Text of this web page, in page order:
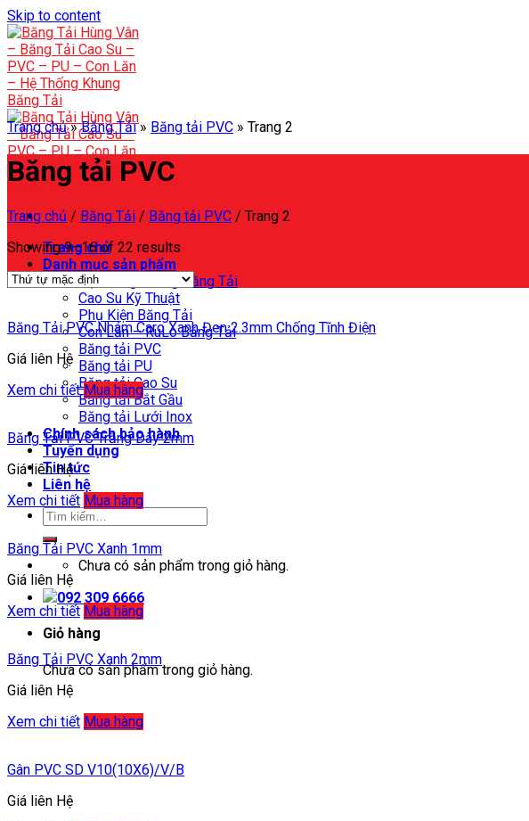
Skip to content
Trang chủ
Danh mục sản phẩm
Hệ Thống Khung Băng Tải
Cao Su Kỹ Thuật
Phụ Kiện Băng Tải
Con Lăn – RuLo Băng Tải
Băng tải PVC
Băng tải PU
Băng tải Cao Su
Băng tải Bắt Gầu
Băng tải Lưới Inox
Chính sách bảo hành
Tuyển dụng
Tin tức
Liên hệ
Chưa có sản phẩm trong giỏ hàng.
092 309 6666
Giỏ hàng
Chưa có sản phẩm trong giỏ hàng.
Trang chủ»Băng Tải» Băng tải PVC » Trang 2
Băng tải PVC
Trang chủ / Băng Tải / Băng tải PVC / Trang 2
Showing 9–16 of 22 results
Băng Tải PVC Nhám Caro Xanh Đen 2.3mm Chống Tĩnh Điện
Giá liên Hệ
Xem chi tiết Mua hàng
Băng Tải PVC Trắng Dày 2mm
Giá liên Hệ
Xem chi tiết Mua hàng
Băng Tải PVC Xanh 1mm
Giá liên Hệ
Xem chi tiết Mua hàng
Băng Tải PVC Xanh 2mm
Giá liên Hệ
Xem chi tiết Mua hàng
Gân PVC SD V10(10X6)/V/B
Giá liên Hệ